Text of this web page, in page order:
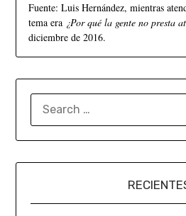
Fuente: Luis Hernández, mientras
tema era ¿Por qué la gente no presta
diciembre de 2016.